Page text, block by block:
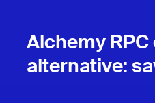
Alchemy
alternative: